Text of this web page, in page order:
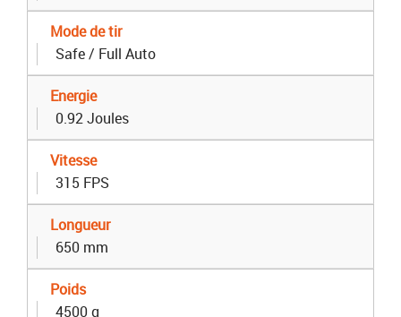
Mode de tir
Safe / Full Auto
Energie
0.92 Joules
Vitesse
315 FPS
Longueur
650 mm
Poids
4500 g